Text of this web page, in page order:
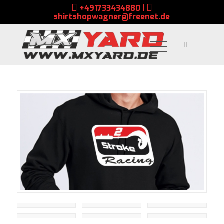
+491733434880|
shirtshopwagner@freenet.de